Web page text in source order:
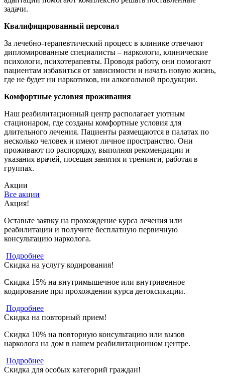
задачи.
Квалифицированный персонал
За лечебно-терапевтический процесс в клинике отвечают
дипломированные специалисты – наркологи, клинические
психологи, психотерапевты. Проводя работу, они помогают
пациентам избавиться от зависимости и начать новую жизнь,
где не будет ни наркотиков, ни алкогольной продукции.
Комфортные условия проживания
Наш реабилитационный центр располагает уютным
стационаром, где созданы комфортные условия для
длительного лечения. Пациенты размещаются в палатах по
несколько человек и имеют личное пространство. Они
проживают по распорядку, выполняя рекомендации и
указания врачей, посещая занятия и тренинги, работая в
группах.
Акции
Все акции
Акция!
Оставьте заявку на прохождение курса лечения или
реабилитации и получите бесплатную первичную
консультацию нарколога.
Подробнее
Скидка на услугу кодирования!
Скидка 15% на внутримышечное или внутривенное
кодирование при прохождении курса детоксикации.
Подробнее
Скидка на повторный прием!
Скидка 10% на повторную консультацию или вызов
нарколога на дом в нашем реабилитационном центре.
Подробнее
Скидка для особых категорий граждан!